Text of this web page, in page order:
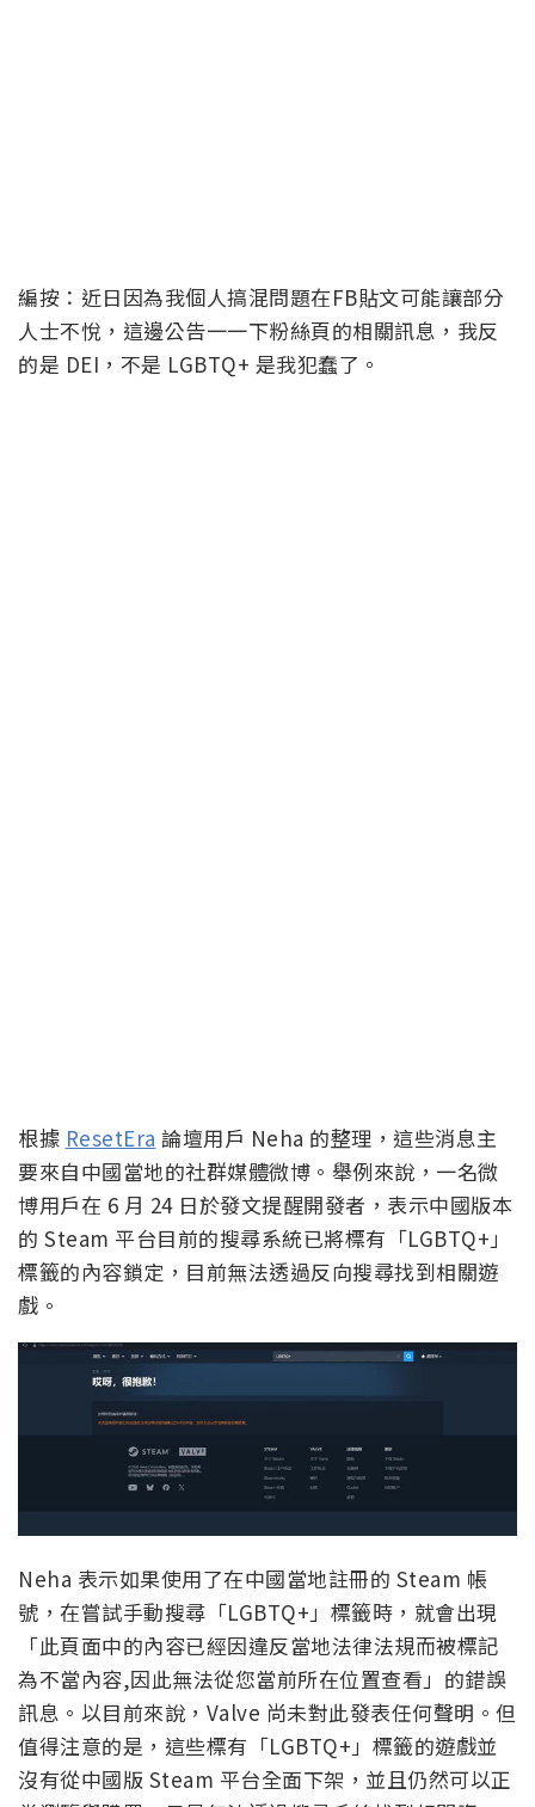
編按：近日因為我個人搞混問題在FB貼文可能讓部分
人士不悅，這邊公告一一下粉絲頁的相關訊息，我反
的是 DEI，不是 LGBTQ+ 是我犯蠢了。
根據 ResetEra 論壇用戶 Neha 的整理，這些消息主
要來自中國當地的社群媒體微博。舉例來說，一名微
博用戶在 6 月 24 日於發文提醒開發者，表示中國版本
的 Steam 平台目前的搜尋系統已將標有「LGBTQ+」
標籤的內容鎖定，目前無法透過反向搜尋找到相關遊
戲。
Neha 表示如果使用了在中國當地註冊的 Steam 帳
號，在嘗試手動搜尋「LGBTQ+」標籤時，就會出現
「此頁面中的內容已經因違反當地法律法規而被標記
為不當內容,因此無法從您當前所在位置查看」的錯誤
訊息。以目前來說，Valve 尚未對此發表任何聲明。但
值得注意的是，這些標有「LGBTQ+」標籤的遊戲並
沒有從中國版 Steam 平台全面下架，並且仍然可以正